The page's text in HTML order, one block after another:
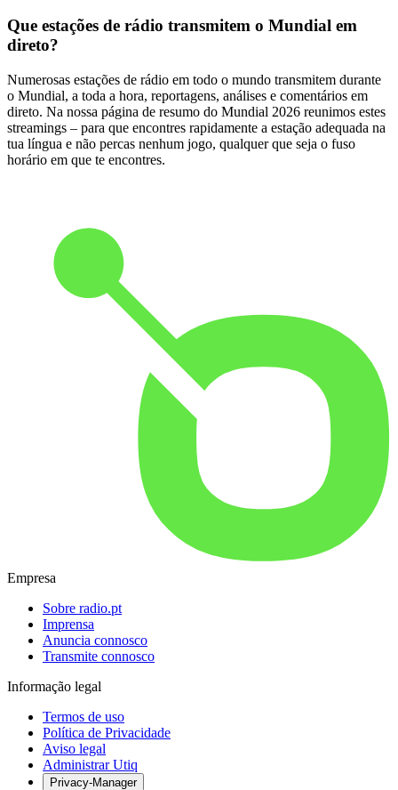
Que estações de rádio transmitem o Mundial em
direto?
Numerosas estações de rádio em todo o mundo transmitem durante
o Mundial, a toda a hora, reportagens, análises e comentários em
direto. Na nossa página de resumo do Mundial 2026 reunimos estes
streamings – para que encontres rapidamente a estação adequada na
tua língua e não percas nenhum jogo, qualquer que seja o fuso
horário em que te encontres.
Empresa
Sobre radio.pt
Imprensa
Anuncia connosco
Transmite connosco
Informação legal
Termos de uso
Política de Privacidade
Aviso legal
Administrar Utiq
Privacy-Manager